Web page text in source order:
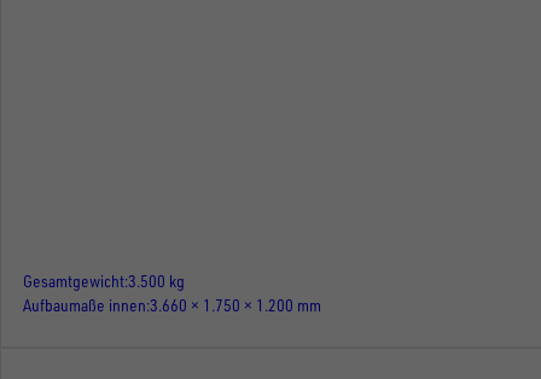
Gesamtgewicht3.500 kg
Aufbaumaße innen 3.660 × 1.750 × 1.200 mm